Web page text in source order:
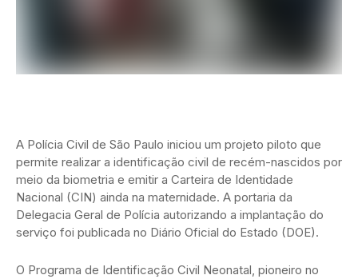
A Polícia Civil de São Paulo iniciou um projeto piloto que
permite realizar a identificação civil de recém-nascidos por
meio da biometria e emitir a Carteira de Identidade
Nacional (CIN) ainda na maternidade. A portaria da
Delegacia Geral de Polícia autorizando a implantação do
serviço foi publicada no Diário Oficial do Estado (DOE).
O Programa de Identificação Civil Neonatal, pioneiro no